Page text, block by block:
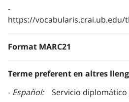
https://vocabularis.crai.ub.edu/
Format MARC21
Terme preferent en altres
Español
Servicio